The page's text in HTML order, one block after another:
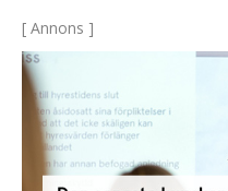
[ Annons ]